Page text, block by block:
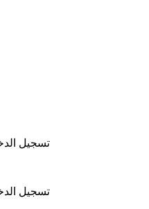
تسجيل
تسجيل